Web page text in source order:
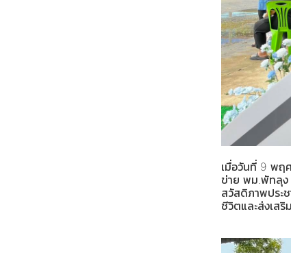
เมื่อวันที่ 9 พฤ
ข่าย พม.พัทลุง
สวัสดิภาพประ
ชีวิตและส่งเส